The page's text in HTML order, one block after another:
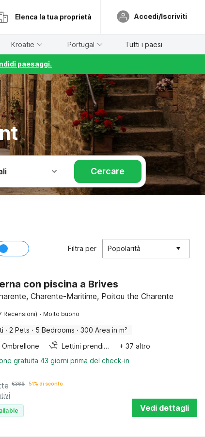
Elenca la tua proprietà Accedi/Iscriviti
Kroatië Portugal Tutti i paesi
paesaggi.
Cercare
Filtra per Popolarità
con piscina a Brives
Charente-Maritime, Poitou the Charente
Recensioni) · Molto buono
· 2 Pets · 5 Bedrooms · 300 Area in m²
Ombrellone Lettini prendisole
+ 37 altro
gratuita 43 giorni prima del check-in
€366 51% di sconto
Vedi dettagli